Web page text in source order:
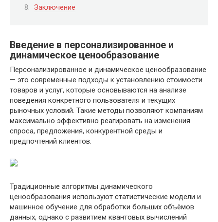
Заключение
Введение в персонализированное и
динамическое ценообразование
Персонализированное и динамическое ценообразование
— это современные подходы к установлению стоимости
товаров и услуг, которые основываются на анализе
поведения конкретного пользователя и текущих
рыночных условий. Такие методы позволяют компаниям
максимально эффективно реагировать на изменения
спроса, предложения, конкурентной среды и
предпочтений клиентов.
Традиционные алгоритмы динамического
ценообразования используют статистические модели и
машинное обучение для обработки больших объёмов
данных, однако с развитием квантовых вычислений